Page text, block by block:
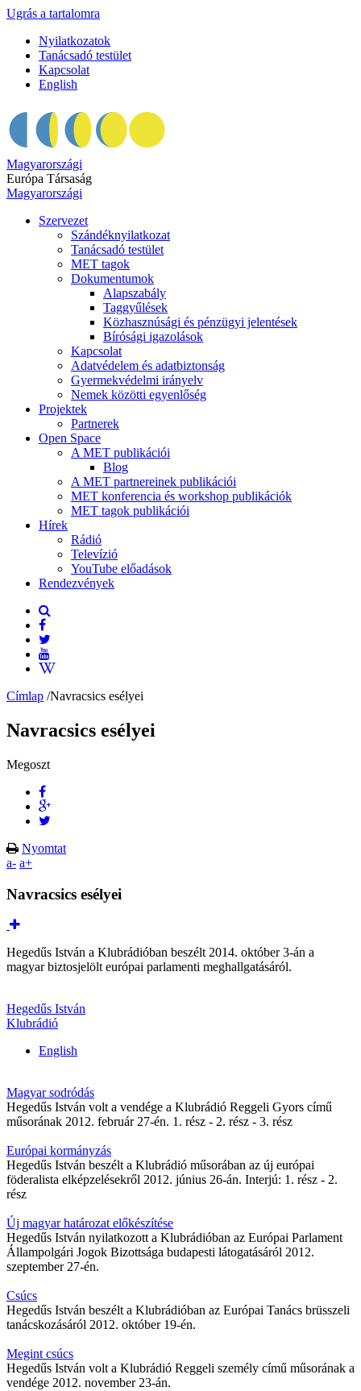
Ugrás a tartalomra
Nyilatkozatok
Tanácsadó testület
Kapcsolat
English
Magyarországi
Európa Társaság
Magyarországi
Szervezet
Szándéknyilatkozat
Tanácsadó testület
MET tagok
Dokumentumok
Alapszabály
Taggyűlések
Közhasznúsági és pénzügyi jelentések
Bírósági igazolások
Kapcsolat
Adatvédelem és adatbiztonság
Gyermekvédelmi irányelv
Nemek közötti egyenlőség
Projektek
Partnerek
Open Space
A MET publikációi
Blog
A MET partnereinek publikációi
MET konferencia és workshop publikációk
MET tagok publikációi
Hírek
Rádió
Televízió
YouTube előadások
Rendezvények
Címlap /Navracsics esélyei
Navracsics esélyei
Megoszt
Nyomtat
a- a+
Navracsics esélyei
Hegedűs István a Klubrádióban beszélt 2014. október 3-án a
magyar biztosjelölt európai parlamenti meghallgatásáról.
Hegedűs István
Klubrádió
English
Magyar sodródás
Hegedűs István volt a vendége a Klubrádió Reggeli Gyors című
műsorának 2012. február 27-én. 1. rész - 2. rész - 3. rész
Európai kormányzás
Hegedűs István beszélt a Klubrádió műsorában az új európai
föderalista elképzelésekről 2012. június 26-án. Interjú: 1. rész - 2.
rész
Új magyar határozat előkészítése
Hegedűs István nyilatkozott a Klubrádióban az Európai Parlament
Állampolgári Jogok Bizottsága budapesti látogatásáról 2012.
szeptember 27-én.
Csúcs
Hegedűs István beszélt a Klubrádióban az Európai Tanács brüsszeli
tanácskozásáról 2012. október 19-én.
Megint csúcs
Hegedűs István volt a Klubrádió Reggeli személy című műsorának a
vendége 2012. november 23-án.